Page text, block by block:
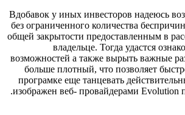
Вдобавок у иных инвесторов надеюсь
без ограниченного количества
общей закрытости предоставленным в
владельце. Тогда удастся
возможностей а также вырыть важные
больше плотный, что позволяет
програмке еще танцевать
изображен веб- провайдерами Evolution